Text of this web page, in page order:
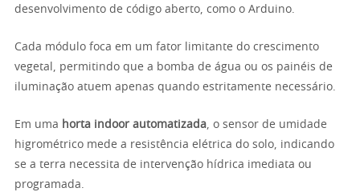
desenvolvimento de código aberto, como o Arduino.
Cada módulo foca em um fator limitante do crescimento
vegetal, permitindo que a bomba de água ou os painéis de
iluminação atuem apenas quando estritamente necessário.
Em uma horta indoor automatizada, o sensor de umidade
higrométrico mede a resistência elétrica do solo, indicando
se a terra necessita de intervenção hídrica imediata ou
programada.